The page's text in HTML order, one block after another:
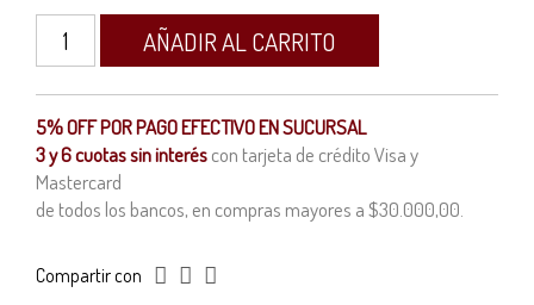
Luz
negra
ultravioleta
9w
E27
cantidad
AÑADIR AL CARRITO
5% OFF POR PAGO EFECTIVO EN SUCURSAL
3 y 6 cuotas sin interéscon tarjeta de crédito Visa y
Mastercard
de todos los bancos, en compras mayores a $30.000,00.
Compartir con